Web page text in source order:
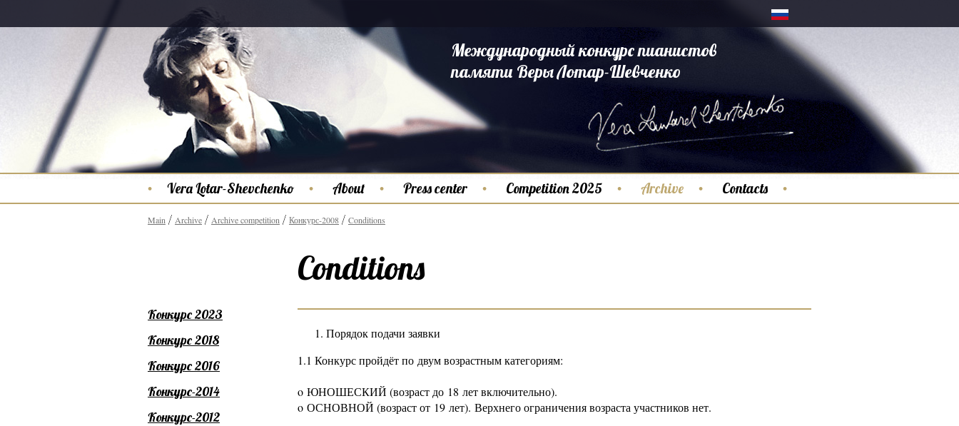
Международный конкурс пианистов
памяти Веры Лотар-Шевченко
Vera Lotar-Shevchenko About Press center Competition 2025 Archive Contacts
Main Archive Archive competition Конкурс-2008 Conditions
Conditions
Порядок подачи заявки
1.1 Конкурс пройдёт по двум возрастным категориям:
o ЮНОШЕСКИЙ (возраст до 18 лет включительно).
o ОСНОВНОЙ (возраст от 19 лет). Верхнего ограничения возраста участников нет.
Конкурс 2023
Конкурс 2018
Конкурс 2016
Конкурс-2014
Конкурс-2012